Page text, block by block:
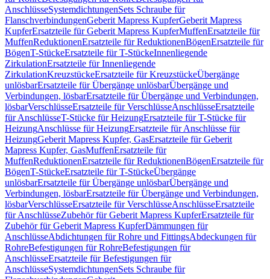
AnschlüsseSystemdichtungenSets Schraube für
FlanschverbindungenGeberit Mapress KupferGeberit Mapress
KupferErsatzteile für Geberit Mapress KupferMuffenErsatzteile für
MuffenReduktionenErsatzteile für ReduktionenBögenErsatzteile für
BögenT-StückeErsatzteile für T-StückeInnenliegende
ZirkulationErsatzteile für Innenliegende
ZirkulationKreuzstückeErsatzteile für KreuzstückeÜbergänge
unlösbarErsatzteile für Übergänge unlösbarÜbergänge und
Verbindungen, lösbarErsatzteile für Übergänge und Verbindungen,
lösbarVerschlüsseErsatzteile für VerschlüsseAnschlüsseErsatzteile
für AnschlüsseT-Stücke für HeizungErsatzteile für T-Stücke für
HeizungAnschlüsse für HeizungErsatzteile für Anschlüsse für
HeizungGeberit Mapress Kupfer, GasErsatzteile für Geberit
Mapress Kupfer, GasMuffenErsatzteile für
MuffenReduktionenErsatzteile für ReduktionenBögenErsatzteile für
BögenT-StückeErsatzteile für T-StückeÜbergänge
unlösbarErsatzteile für Übergänge unlösbarÜbergänge und
Verbindungen, lösbarErsatzteile für Übergänge und Verbindungen,
lösbarVerschlüsseErsatzteile für VerschlüsseAnschlüsseErsatzteile
für AnschlüsseZubehör für Geberit Mapress KupferErsatzteile für
Zubehör für Geberit Mapress KupferDämmungen für
AnschlüsseAbdichtungen für Rohre und FittingsAbdeckungen für
RohreBefestigungen für RohreBefestigungen für
AnschlüsseErsatzteile für Befestigungen für
AnschlüsseSystemdichtungenSets Schraube für